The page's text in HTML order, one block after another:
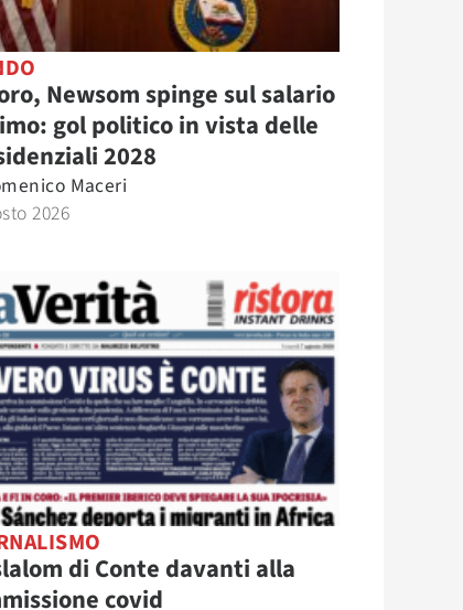
Newsom spinge sul salario
gol politico in vista delle
2028
Maceri
2026
di Conte davanti alla
covid